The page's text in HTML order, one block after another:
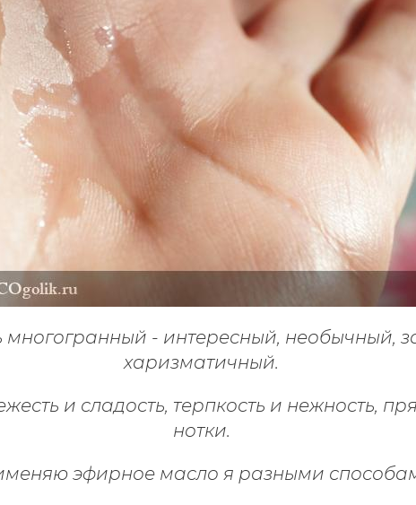
многогранный - интересный, необычный,
харизматичный.
и сладость, терпкость и нежность,
нотки.
эфирное масло я разными